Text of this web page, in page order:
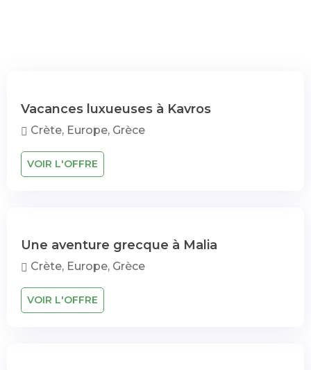
Vacances luxueuses à Kavros
Crète, Europe, Grèce
VOIR L'OFFRE
Une aventure grecque à Malia
Crète, Europe, Grèce
VOIR L'OFFRE